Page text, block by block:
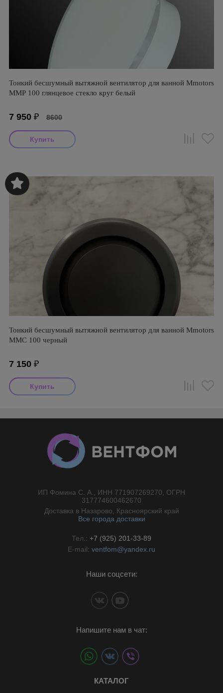
Тонкий бесшумный вытяжной вентилятор для ванной Mmotors
ММР 100 глянцевое стекло круг белый
7 950 ₽ 8600
Тонкий бесшумный вытяжной вентилятор для ванной Mmotors
ММC 100 черный
7 150 ₽
ИП Фомина С. А., ИНН 771907269270, ОГРН
317774600462670
Доставка в Назарово, Красноярский край
Все города доставки
Тел.: +7 (925) 201-33-89
E-mail: ventfom@yandex.ru
Наши соцсети:
Напишите нам в чат:
КАТАЛОГ